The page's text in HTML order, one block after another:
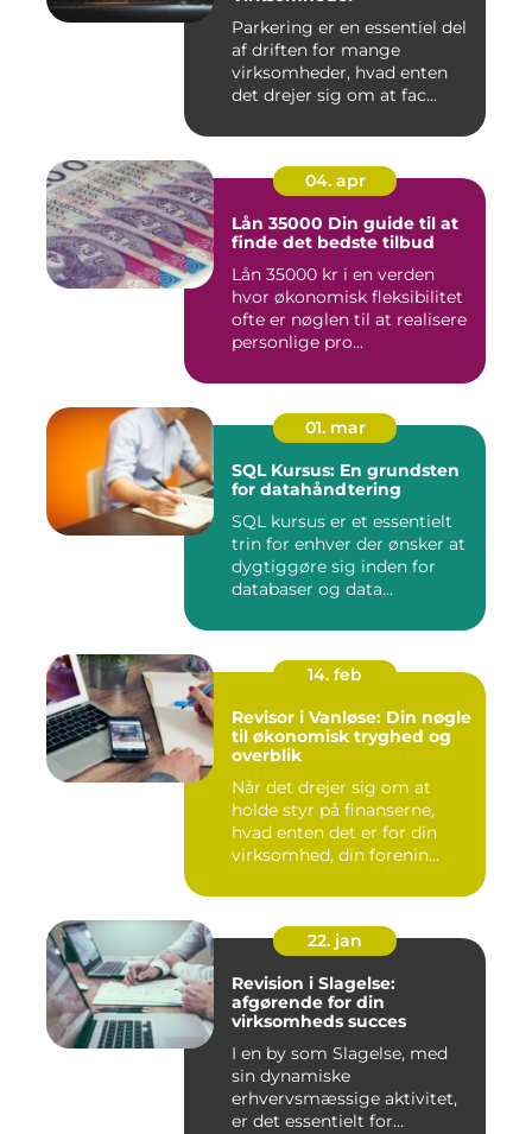
Parkering er en essentiel del
af driften for mange
virksomheder, hvad enten
det drejer sig om at fac...
04. apr
Lån 35000 Din guide til at
finde det bedste tilbud
Lån 35000 kr i en verden
hvor økonomisk fleksibilitet
ofte er nøglen til at realisere
personlige pro...
01. mar
SQL Kursus: En grundsten
for datahåndtering
SQL kursus er et essentielt
trin for enhver der ønsker at
dygtiggøre sig inden for
databaser og data...
14. feb
Revisor i Vanløse: Din nøgle
til økonomisk tryghed og
overblik
Når det drejer sig om at
holde styr på finanserne,
hvad enten det er for din
virksomhed, din forenin...
22. jan
Revision i Slagelse:
afgørende for din
virksomheds succes
I en by som Slagelse, med
sin dynamiske
erhvervsmæssige aktivitet,
er det essentielt for